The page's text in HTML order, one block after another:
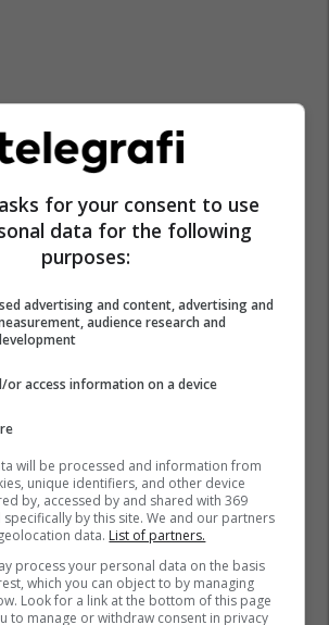
Gavi
Paul Pogba
Reece James
David Alaba
Jurrien Timber
Lucas Hernandez
for your consent to use
data for the following
purposes:
advertising and content, advertising and
audience research and
or access information on a device
will be processed and information from
unique identifiers, and other device
by, accessed by and shared with 369
by this site. We and our partners
data. List of partners.
process your personal data on the basis
which you can object to by managing
Look for a link at the bottom of this page
to manage or withdraw consent in privacy